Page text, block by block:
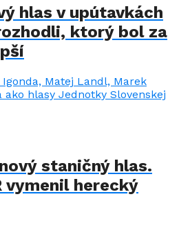
hlas v upútavkách
ktorý bol za
staničný hlas.
vymenil herecký